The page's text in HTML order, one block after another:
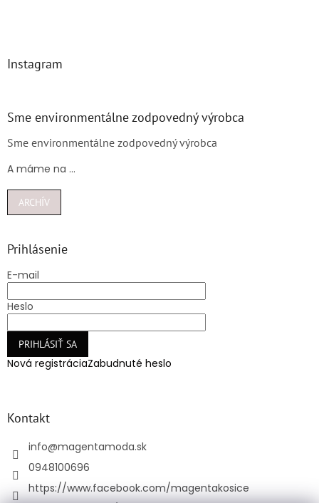
Instagram
Sme environmentálne zodpovedný výrobca
Sme environmentálne zodpovedný výrobca
A máme na ...
ARCHÍV
Prihlásenie
E-mail
Heslo
PRIHLÁSIŤ SA
Nová registráciaZabudnuté heslo
Kontakt
info@magentamoda.sk
0948100696
https://www.facebook.com/magentakosice